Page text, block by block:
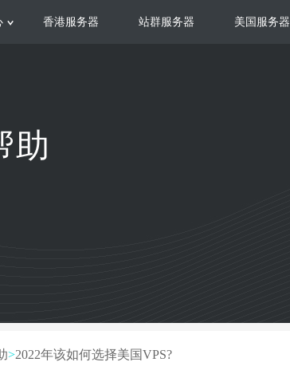
台湾服务器
香港服务器 站群服务器 美国服务器
供可定制化的架
助
>2022年该如何选择美国VPS?